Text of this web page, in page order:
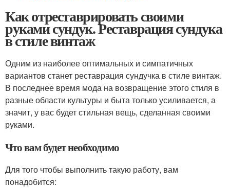
Как отреставрировать своими
руками сундук. Реставрация сундука
в стиле винтаж
Одним из наиболее оптимальных и симпатичных
вариантов станет реставрация сундучка в стиле винтаж.
В последнее время мода на возвращение этого стиля в
разные области культуры и быта только усиливается, а
значит, у вас будет стильная вещь, сделанная своими
руками.
Что вам будет необходимо
Для того чтобы выполнить такую работу, вам
понадобится: